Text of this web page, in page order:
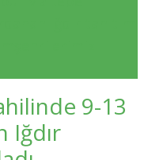
9-13
Iğdır